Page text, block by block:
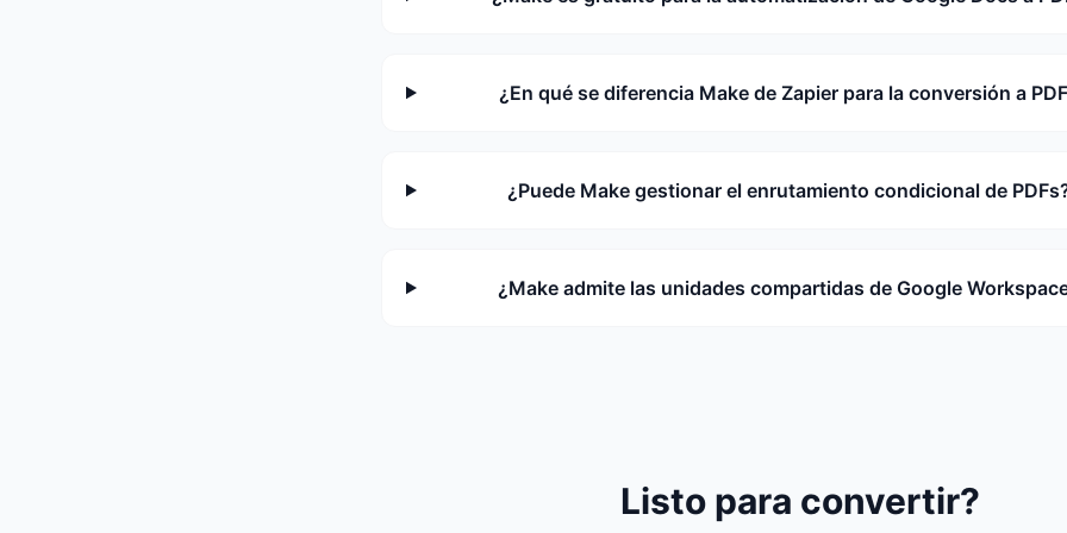
¿En qué se diferencia Make de Zapier para la conversión a
¿Puede Make gestionar el enrutamiento condicional de
¿Make admite las unidades compartidas de Google
Listo para convertir?